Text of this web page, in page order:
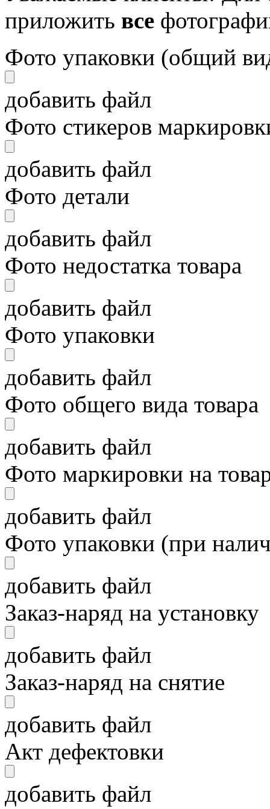
приложить все
Фото упаковки (общий
добавить файл
Фото стикеров
добавить файл
Фото детали
добавить файл
Фото недостатка товара
добавить файл
Фото упаковки
добавить файл
Фото общего вида товара
добавить файл
Фото маркировки на
добавить файл
Фото упаковки (при
добавить файл
Заказ-наряд на установку
добавить файл
Заказ-наряд на снятие
добавить файл
Акт дефектовки
добавить файл